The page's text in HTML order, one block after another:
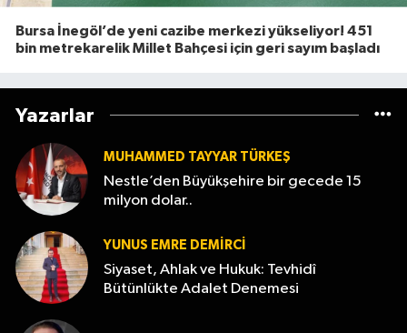
Bursa İnegöl’de yeni cazibe merkezi yükseliyor! 451
bin metrekarelik Millet Bahçesi için geri sayım başladı
Yazarlar
MUHAMMED TAYYAR TÜRKEŞ
Nestle’den Büyükşehire bir gecede 15
milyon dolar..
YUNUS EMRE DEMIRCI
Siyaset, Ahlak ve Hukuk: Tevhidî
Bütünlükte Adalet Denemesi